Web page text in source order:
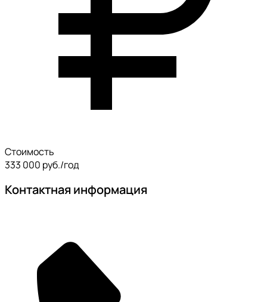
Стоимость
333 000 руб./год
Контактная информация